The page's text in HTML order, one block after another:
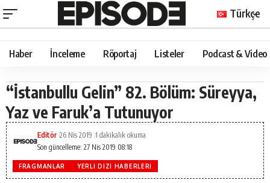
Türkçe
Haber İnceleme Röportaj Listeler Podcast & Video
“İstanbullu Gelin” 82. Bölüm: Süreyya,
Yaz ve Faruk’a Tutunuyor
Son güncelleme: 27 Nis 2019 08:18
Editör 26 Nis 2019 1 dakikalık okuma
FRAGMANLAR YERLI DIZI HABERLERI